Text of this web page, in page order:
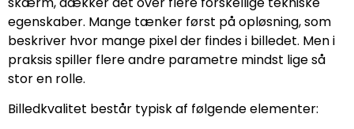
egenskaber. Mange tænker først på opløsning, som
beskriver hvor mange pixel der findes i billedet. Men i
praksis spiller flere andre parametre mindst lige så
stor en rolle.
Billedkvalitet består typisk af følgende elementer: